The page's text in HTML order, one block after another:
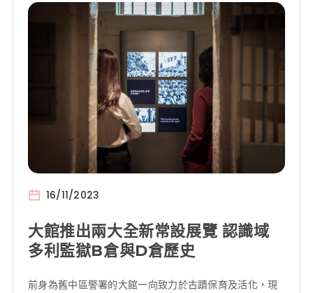
16/11/2023
大館推出兩大全新常設展覽 認識域
多利監獄B倉與D倉歷史
前身為舊中區警署的大館一向致力於古蹟保育及活化，現